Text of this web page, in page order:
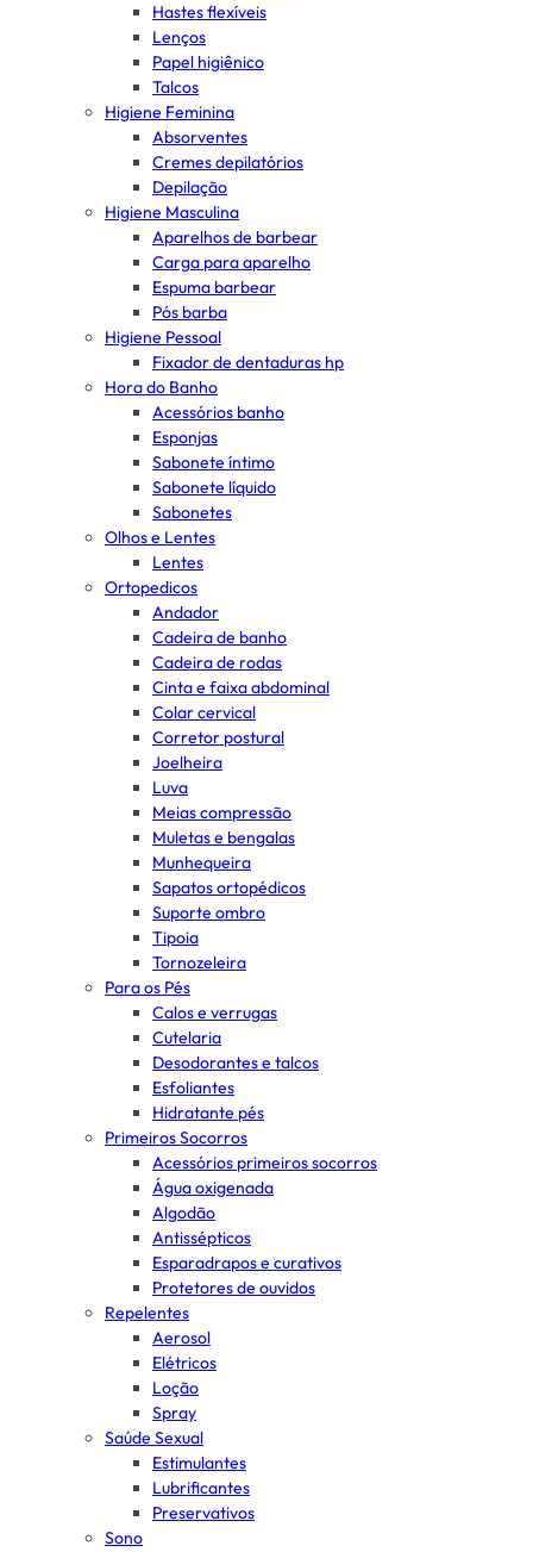
Hastes flexíveis
Lenços
Papel higiênico
Talcos
Higiene Feminina
Absorventes
Cremes depilatórios
Depilação
Higiene Masculina
Aparelhos de barbear
Carga para aparelho
Espuma barbear
Pós barba
Higiene Pessoal
Fixador de dentaduras hp
Hora do Banho
Acessórios banho
Esponjas
Sabonete íntimo
Sabonete líquido
Sabonetes
Olhos e Lentes
Lentes
Ortopedicos
Andador
Cadeira de banho
Cadeira de rodas
Cinta e faixa abdominal
Colar cervical
Corretor postural
Joelheira
Luva
Meias compressão
Muletas e bengalas
Munhequeira
Sapatos ortopédicos
Suporte ombro
Tipoia
Tornozeleira
Para os Pés
Calos e verrugas
Cutelaria
Desodorantes e talcos
Esfoliantes
Hidratante pés
Primeiros Socorros
Acessórios primeiros socorros
Água oxigenada
Algodão
Antissépticos
Esparadrapos e curativos
Protetores de ouvidos
Repelentes
Aerosol
Elétricos
Loção
Spray
Saúde Sexual
Estimulantes
Lubrificantes
Preservativos
Sono